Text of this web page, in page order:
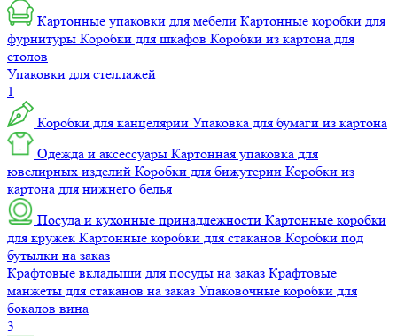
Картонные упаковки для мебели Картонные коробки для
фурнитуры Коробки для шкафов Коробки из картона для
столов
Упаковки для стеллажей
1
Коробки для канцелярии Упаковка для бумаги из картона
Одежда и аксессуары Картонная упаковка для
ювелирных изделий Коробки для бижутерии Коробки из
картона для нижнего белья
Посуда и кухонные принадлежности Картонные коробки
для кружек Картонные коробки для стаканов Коробки под
бутылки на заказ
Крафтовые вкладыши для посуды на заказ Крафтовые
манжеты для стаканов на заказ Упаковочные коробки для
бокалов вина
3